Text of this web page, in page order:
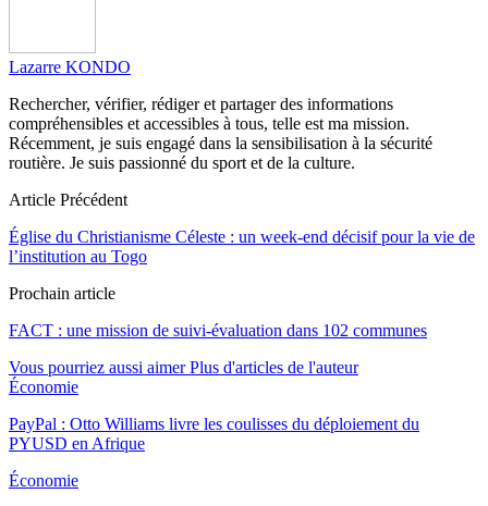
Lazarre KONDO
Rechercher, vérifier, rédiger et partager des informations
compréhensibles et accessibles à tous, telle est ma mission.
Récemment, je suis engagé dans la sensibilisation à la sécurité
routière. Je suis passionné du sport et de la culture.
Article Précédent
Église du Christianisme Céleste : un week-end décisif pour la vie de
l’institution au Togo
Prochain article
FACT : une mission de suivi-évaluation dans 102 communes
Vous pourriez aussi aimer Plus d'articles de l'auteur
Économie
PayPal : Otto Williams livre les coulisses du déploiement du
PYUSD en Afrique
Économie